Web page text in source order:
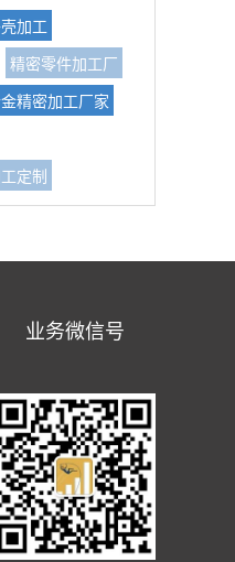
加工
精密零件加工厂
精密加工厂家
定制
业务微信号